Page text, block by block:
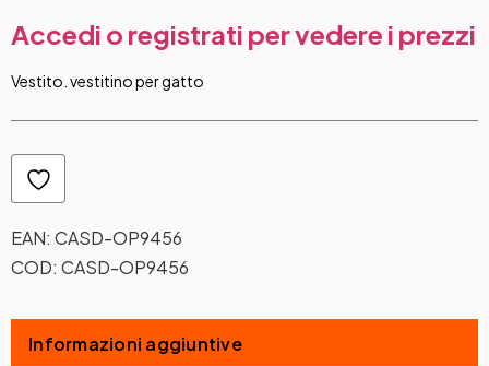
Accedi o registrati per vedere i prezzi
Vestito. vestitino per gatto
EAN: CASD-OP9456
COD: CASD-OP9456
Informazioni aggiuntive